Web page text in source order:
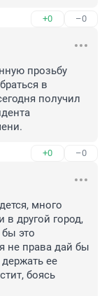
+0 –0
прозьбу
в
получил
+0 –0
много
другой город,
это
не права дай бы
держать ее
боясь